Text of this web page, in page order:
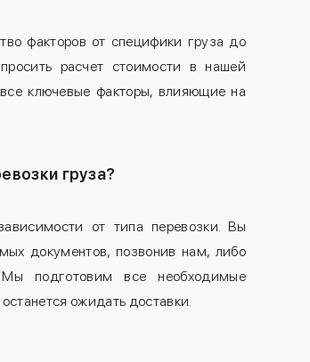
факторов от специфики груза до
расчет стоимости в нашей
ключевые факторы, влияющие на
груза?
от типа перевозки. Вы
документов, позвонив нам, либо
подготовим все необходимые
ожидать доставки.